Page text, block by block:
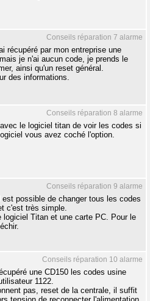
Conseils réparation 7 alarme
récupéré par mon entreprise une
je n'ai aucun code, je prends le
ainsi qu'un reset général.
des informations.
Conseils réparation 8 alarme
le logiciel titan de voir les codes si
vous avez coché l'option.
Conseils réparation 9 alarme
possible de changer tous les codes
c'est très simple.
Titan et une carte PC. Pour le
Conseils réparation 10 alarme
une CD150 les codes usine
1122.
pas, reset de la centrale, il suffit